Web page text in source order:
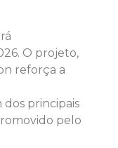
O projeto,
reforça a
dos principais
pelo